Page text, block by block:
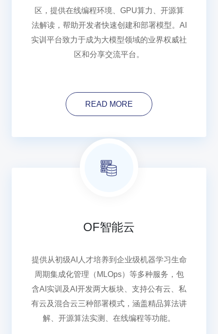
区，提供在线编程环境、GPU算力、开源算
法解读，帮助开发者快速创建和部署模型。AI
实训平台致力于成为大模型领域的业界权威社
区和分享交流平台。
READ MORE
OF智能云
提供从初级AI人才培养到企业级机器学习生命
周期集成化管理（MLOps）等多种服务，包
含AI实训及AI开发两大板块、支持公有云、私
有云及混合云三种部署模式，涵盖精品算法讲
解、开源算法实测、在线编程等功能。